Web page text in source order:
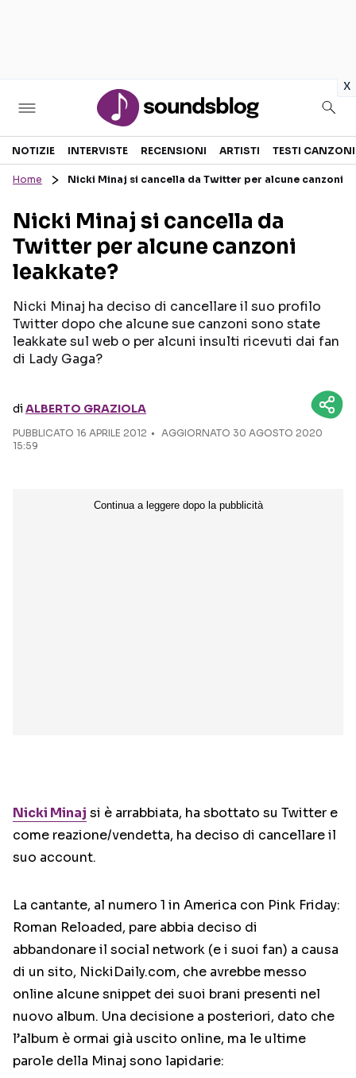
x
Sezioni
RECENSIONI MUSICALI
INTERVISTE
GOSSIP E CURIOSITÀ
TESTI CANZONI
TOUR ED EVENTI
NOTIZIE INTERVISTE RECENSIONI ARTISTI TESTI CANZONI
Home Nicki Minaj si cancella da Twitter per alcune canzoni
Nicki Minaj si cancella da
Twitter per alcune canzoni
leakkate?
Nicki Minaj ha deciso di cancellare il suo profilo
Twitter dopo che alcune sue canzoni sono state
leakkate sul web o per alcuni insulti ricevuti dai fan
di Lady Gaga?
diALBERTO GRAZIOLA
PUBBLICATO 16 APRILE 2012
AGGIORNATO 30 AGOSTO 2020
15:59
Nicki Minaj si è arrabbiata, ha sbottato su Twitter e
come reazione/vendetta, ha deciso di cancellare il
suo account.
La cantante, al numero 1 in America con Pink Friday:
Roman Reloaded, pare abbia deciso di
abbandonare il social network (e i suoi fan) a causa
di un sito, NickiDaily.com, che avrebbe messo
online alcune snippet dei suoi brani presenti nel
nuovo album. Una decisione a posteriori, dato che
l’album è ormai già uscito online, ma le ultime
parole della Minaj sono lapidarie: